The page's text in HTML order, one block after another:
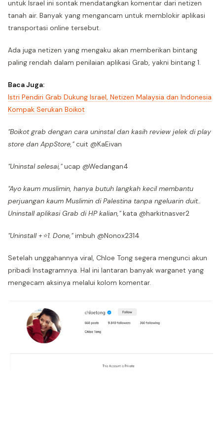
untuk Israel ini sontak mendatangkan komentar dari netizen
tanah air. Banyak yang mengancam untuk memblokir aplikasi
transportasi online tersebut.
Ada juga netizen yang mengaku akan memberikan bintang
paling rendah dalam penilaian aplikasi Grab, yakni bintang 1.
Baca Juga:
Istri Pendiri Grab Dukung Israel, Netizen Malaysia dan Indonesia
Kompak Serukan Boikot
"Boikot grab dengan cara uninstal dan kasih review jelek di play
store dan AppStore,"cuit @KaEivan
"Uninstal selesai,"ucap @Wedangan4
"Ayo kaum muslimin, hanya butuh langkah kecil membantu
perjuangan kaum Muslimin di Palestina tanpa ngeluarin duit..
Uninstall aplikasi Grab di HP kalian,"kata @harkitnasver2
"Uninstall +⭐️1. Done,"imbuh @Nonox2314
Setelah unggahannya viral, Chloe Tong segera mengunci akun
pribadi Instagramnya. Hal ini lantaran banyak warganet yang
mengecam aksinya melalui kolom komentar.